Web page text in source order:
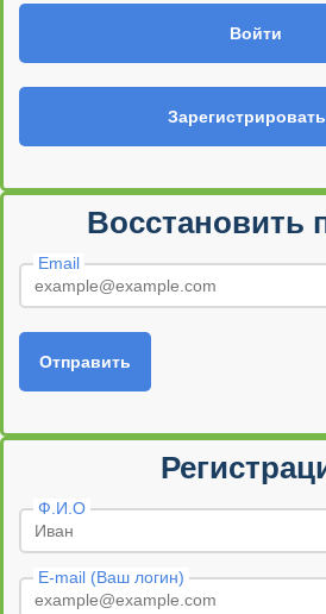
Войти
Восстановить
Email
Отправить
Ф.И.О
E-mail (Ваш логин)